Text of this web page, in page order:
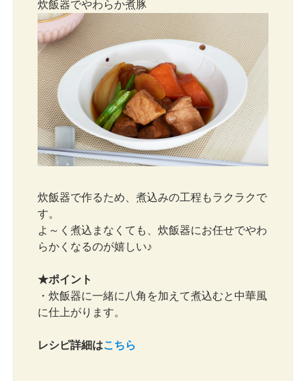
炊飯器でやわらか煮豚
炊飯器で作るため、煮込みの工程もラクラクで
す。
よ～く煮込まなくても、炊飯器にお任せでやわ
らかくなるのが嬉しい♪
★ポイント
・炊飯器に一緒に八角を加えて煮込むと中華風
に仕上がります。
レシピ詳細はこちら